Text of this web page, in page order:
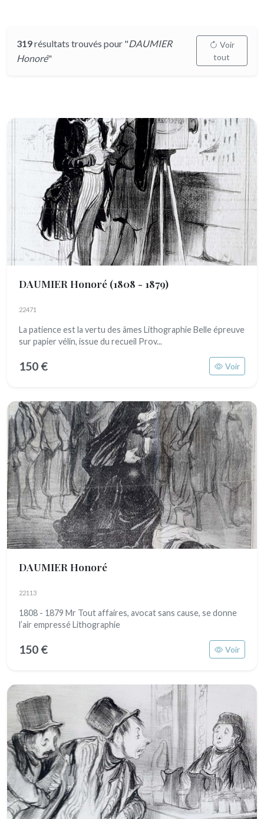
319résultats trouvés pour "DAUMIER
Honoré"
Voir
tout
DAUMIER Honoré (1808 - 1879)
22471
La patience est la vertu des âmes Lithographie Belle épreuve
sur papier vélin, issue du recueil Prov...
150 € Voir
DAUMIER Honoré
22113
1808 - 1879 Mr Tout affaires, avocat sans cause, se donne
l’air empressé Lithographie
150 € Voir